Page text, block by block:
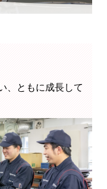
、ともに成長して